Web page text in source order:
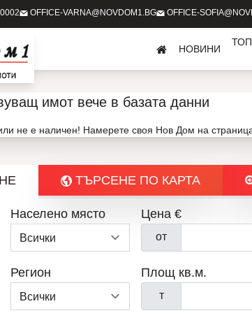
OFFICE-VARNA@NOVDOM1.BG OFFICE-
НОВИНИ
имот вече в базата данни
не е наличен! Намерете своя Нов Дом на
ТЪРСЕНЕ ПО КАРТА
Населено място
Регион
Цена €
от
Площ кв.м.
т